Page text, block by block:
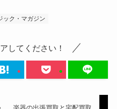
ック・マガジン
してください！